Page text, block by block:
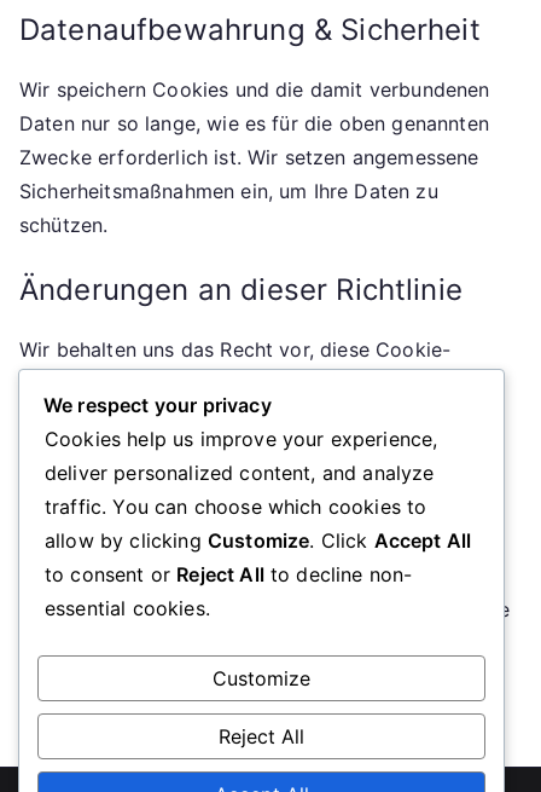
Datenaufbewahrung & Sicherheit
Wir speichern Cookies und die damit verbundenen
Daten nur so lange, wie es für die oben genannten
Zwecke erforderlich ist. Wir setzen angemessene
Sicherheitsmaßnahmen ein, um Ihre Daten zu
schützen.
Änderungen an dieser Richtlinie
Wir behalten uns das Recht vor, diese Cookie-
werden auf dieser Seite veröffentlicht, und das
Datum der letzten Aktualisierung wird oben
angezeigt.
Kontaktinformationen
Bei Fragen oder Anliegen zu dieser Cookie-Richtlinie
We respect your privacy
Cookies help us improve your experience,
deliver personalized content, and analyze
traffic. You can choose which cookies to
allow by clicking Customize. Click Accept All
to consent or Reject Allto decline non-
essential cookies.
Customize
Reject All